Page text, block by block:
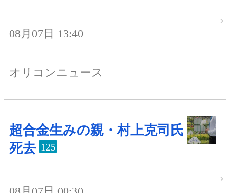
08月07日 13:40
オリコンニュース
超合金生みの親・村上克司氏
死去 125